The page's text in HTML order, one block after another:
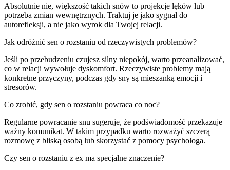
Absolutnie nie, większość takich snów to projekcje lęków lub
potrzeba zmian wewnętrznych. Traktuj je jako sygnał do
autorefleksji, a nie jako wyrok dla Twojej relacji.
Jak odróżnić sen o rozstaniu od rzeczywistych problemów?
Jeśli po przebudzeniu czujesz silny niepokój, warto przeanalizować,
co w relacji wywołuje dyskomfort. Rzeczywiste problemy mają
konkretne przyczyny, podczas gdy sny są mieszanką emocji i
stresorów.
Co zrobić, gdy sen o rozstaniu powraca co noc?
Regularne powracanie snu sugeruje, że podświadomość przekazuje
ważny komunikat. W takim przypadku warto rozważyć szczerą
rozmowę z bliską osobą lub skorzystać z pomocy psychologa.
Czy sen o rozstaniu z ex ma specjalne znaczenie?